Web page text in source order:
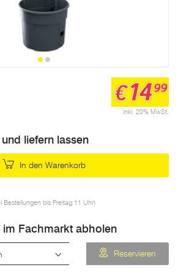
inkl. 20% MwSt.
€1499
liefern lassen
In den Warenkorb
Bestellungen bis Freitag 11 Uhr)
im Fachmarkt abholen
Reservieren